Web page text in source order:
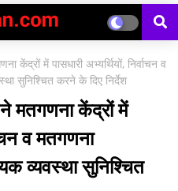
केंद्रों में पासधारी अभ्यर्थियों, निर्वाचन व
सुनिश्चित करने के दिए निर्देश
ने मतगणना केंद्रों में
व मतगणना
व्यवस्था सुनिश्चित